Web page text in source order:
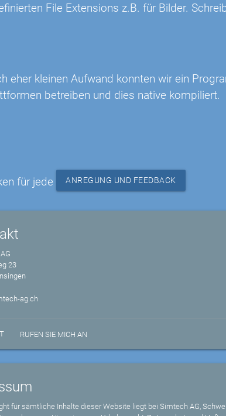
File Extensions z.B. für Bilder.
eher kleinen Aufwand konnten wir ein
betreiben und dies native kompiliert.
für jede ANREGUNG UND FEEDBACK
23
ag.ch
RUFEN SIE MICH AN
für sämtliche Inhalte dieser Website liegt bei Simtech AG,